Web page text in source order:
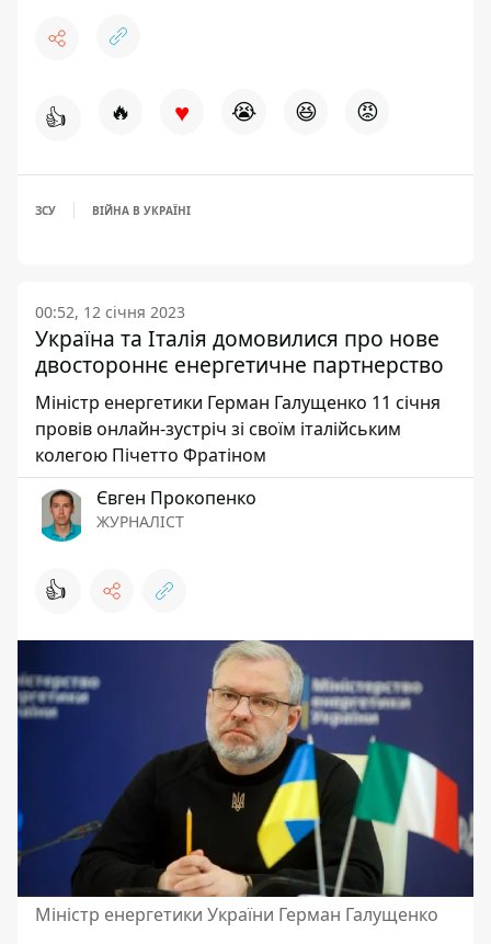
👍 🔥 ♥ 😭 😆 😡
ЗСУ ВІЙНА В УКРАЇНІ
00:52, 12 січня 2023
Україна та Італія домовилися про нове
двостороннє енергетичне партнерство
Міністр енергетики Герман Галущенко 11 січня
провів онлайн-зустріч зі своїм італійським
колегою Пічетто Фратіном
Євген Прокопенко
ЖУРНАЛІСТ
👍
Міністр енергетики України Герман Галущенко